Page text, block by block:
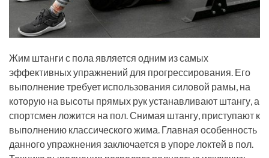
Жим штанги с пола является одним из самых
эффективных упражнений для прогрессирования. Его
выполнение требует использования силовой рамы, на
которую на высоты прямых рук устанавливают штангу, а
спортсмен ложится на пол. Снимая штангу, приступают к
выполнению классического жима. Главная особенность
данного упражнения заключается в упоре локтей в пол.